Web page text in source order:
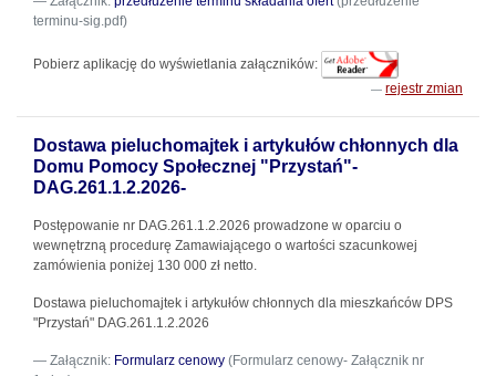
terminu-sig.pdf)
Pobierz aplikację do wyświetlania załączników:
rejestr zmian
Dostawa pieluchomajtek i artykułów chłonnych dla
Domu Pomocy Społecznej "Przystań"-
DAG.261.1.2.2026-
Postępowanie nr DAG.261.1.2.2026 prowadzone w oparciu o
wewnętrzną procedurę Zamawiającego o wartości szacunkowej
zamówienia poniżej 130 000 zł netto.
Dostawa pieluchomajtek i artykułów chłonnych dla mieszkańców DPS
"Przystań" DAG.261.1.2.2026
Załącznik: Formularz cenowy (Formularz cenowy- Załącznik nr